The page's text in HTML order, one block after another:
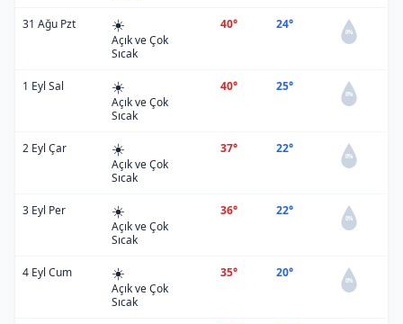
31 Ağu Pzt ☀️
Açık ve Çok
Sıcak
40° 24°
0%
1 Eyl Sal ☀️
Açık ve Çok
Sıcak
40° 25°
0%
2 Eyl Çar ☀️
Açık ve Çok
Sıcak
37° 22°
0%
3 Eyl Per ☀️
Açık ve Çok
Sıcak
36° 22°
0%
4 Eyl Cum ☀️
Açık ve Çok
Sıcak
35° 20°
0%